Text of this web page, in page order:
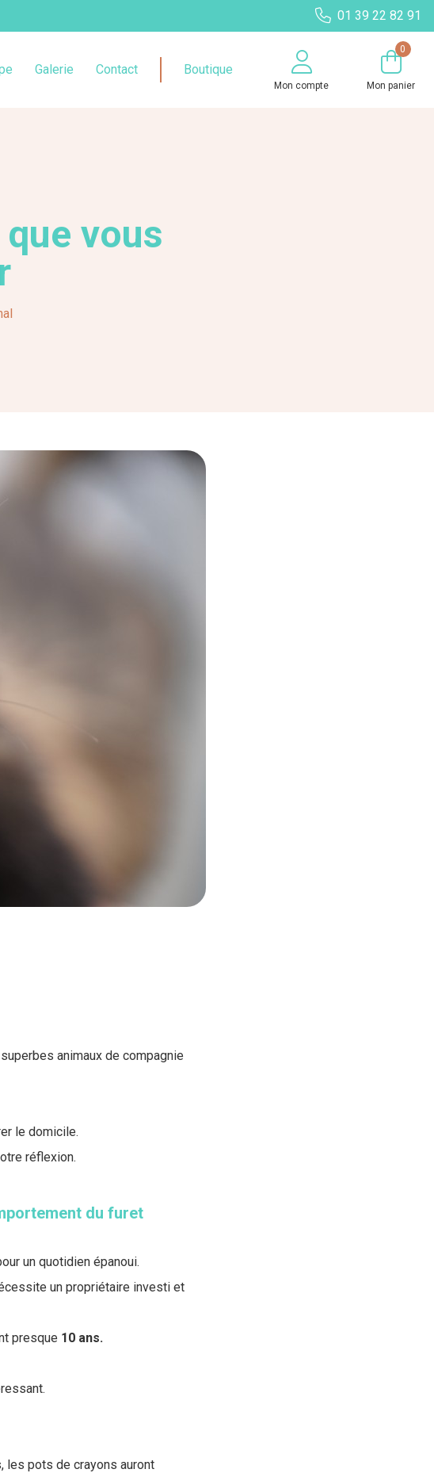
01 39 22 82 91
Galerie Contact Boutique
Mon compte
0
Mon panier
vous
animaux de compagnie
le domicile.
réflexion.
du furet
un quotidien épanoui.
un propriétaire investi et
presque 10 ans.
les pots de crayons auront